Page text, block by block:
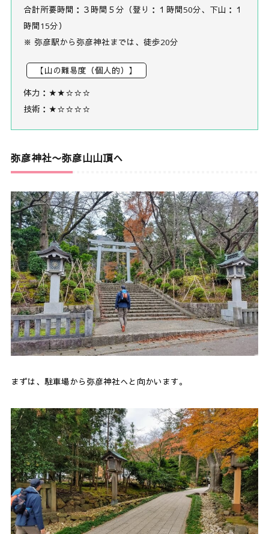
合計所要時間：３時間５分（登り：１時間50分、下山：１
時間15分）
※ 弥彦駅から弥彦神社までは、徒歩20分
【山の難易度（個人的）】
体力：★★☆☆☆
技術：★☆☆☆☆
弥彦神社〜弥彦山山頂へ
まずは、駐車場から弥彦神社へと向かいます。